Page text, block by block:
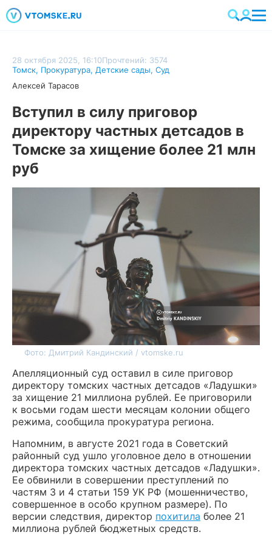
28 октября 2025, 16:10Прочтений: 3574
Томск, Прокуратура, Детские сады, Суд
Алексей Тарасов
Вступил в силу приговор
директору частных детсадов в
Томске за хищение более 21 млн
руб
Фото: Дмитрий Кандинский / vtomske.ru
Апелляционный суд оставил в силе приговор
директору томских частных детсадов «Ладушки»
за хищение 21 миллиона рублей. Ее приговорили
к восьми годам шести месяцам колонии общего
режима, сообщила прокуратура региона.
Напомним, в августе 2021 года в Советский
районный суд ушло уголовное дело в отношении
директора томских частных детсадов «Ладушки».
Ее обвинили в совершении преступлений по
частям 3 и 4 статьи 159 УК РФ (мошенничество,
совершенное в особо крупном размере). По
версии следствия, директор похитила более 21
миллиона рублей бюджетных средств.